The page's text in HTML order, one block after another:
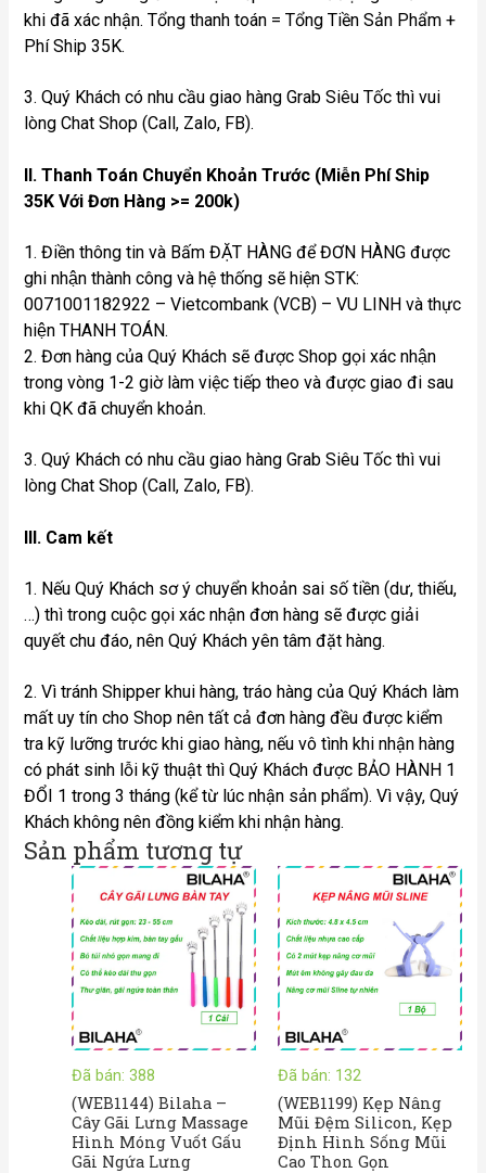
khi đã xác nhận. Tổng thanh toán = Tổng Tiền Sản Phẩm +
Phí Ship 35K.
3. Quý Khách có nhu cầu giao hàng Grab Siêu Tốc thì vui
lòng Chat Shop (Call, Zalo, FB).
II. Thanh Toán Chuyển Khoản Trước (Miễn Phí Ship
35K Với Đơn Hàng >= 200k)
1. Điền thông tin và Bấm ĐẶT HÀNG để ĐƠN HÀNG được
ghi nhận thành công và hệ thống sẽ hiện STK:
0071001182922 – Vietcombank (VCB) – VU LINH và thực
hiện THANH TOÁN.
2. Đơn hàng của Quý Khách sẽ được Shop gọi xác nhận
trong vòng 1-2 giờ làm việc tiếp theo và được giao đi sau
khi QK đã chuyển khoản.
3. Quý Khách có nhu cầu giao hàng Grab Siêu Tốc thì vui
lòng Chat Shop (Call, Zalo, FB).
III. Cam kết
1. Nếu Quý Khách sơ ý chuyển khoản sai số tiền (dư, thiếu,
…) thì trong cuộc gọi xác nhận đơn hàng sẽ được giải
quyết chu đáo, nên Quý Khách yên tâm đặt hàng.
2. Vì tránh Shipper khui hàng, tráo hàng của Quý Khách làm
mất uy tín cho Shop nên tất cả đơn hàng đều được kiểm
tra kỹ lưỡng trước khi giao hàng, nếu vô tình khi nhận hàng
có phát sinh lỗi kỹ thuật thì Quý Khách được BẢO HÀNH 1
ĐỔI 1 trong 3 tháng (kể từ lúc nhận sản phẩm). Vì vậy, Quý
Khách không nên đồng kiểm khi nhận hàng.
Sản phẩm tương tự
Đã bán: 388
(WEB1144) Bilaha –
Cây Gãi Lưng Massage
Hình Móng Vuốt Gấu
Gãi Ngứa Lưng
Đã bán: 132
(WEB1199) Kẹp Nâng
Mũi Đệm Silicon, Kẹp
Định Hình Sống Mũi
Cao Thon Gọn
giá:
từ
đến